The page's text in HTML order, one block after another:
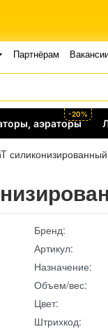
Партнёрам
аэраторы
-20%
Бренд:
Артикул:
Назначение:
Объем/вес:
Цвет:
Штрихкод: